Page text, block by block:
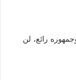
رائع، لن